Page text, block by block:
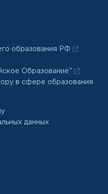
образования РФ
Образование"
в сфере образования
данных